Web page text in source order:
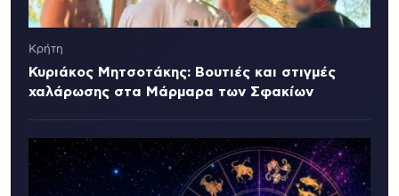
Κρήτη
Κυριάκος Μητσοτάκης: Βουτιές και στιγμές
χαλάρωσης στα Μάρμαρα των Σφακίων